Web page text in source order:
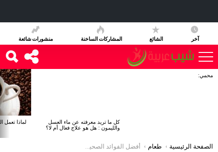
آخر الشائع المشاركات الساخنة منشورات شائعة
آخر
محمي:
كل ما تريد معرفته عن ماء العسل
والليمون : هل هو علاج فعال أم لا؟
لماذا تعمل
You are here:
الصفحة الرئيسية طعام
أفضل الفوائد الصحية لبذور الكتان